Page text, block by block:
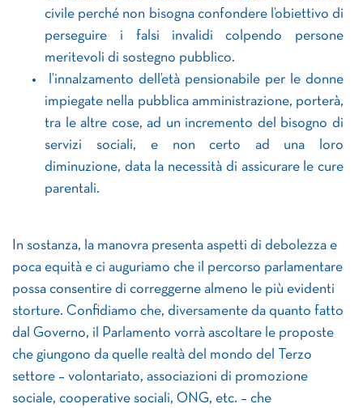
civile perché non bisogna confondere l’obiettivo di
perseguire i falsi invalidi colpendo persone
meritevoli di sostegno pubblico.
l’innalzamento dell’età pensionabile per le donne
impiegate nella pubblica amministrazione, porterà,
tra le altre cose, ad un incremento del bisogno di
servizi sociali, e non certo ad una loro
diminuzione, data la necessità di assicurare le cure
parentali.
In sostanza, la manovra presenta aspetti di debolezza e
poca equità e ci auguriamo che il percorso parlamentare
possa consentire di correggerne almeno le più evidenti
storture. Confidiamo che, diversamente da quanto fatto
dal Governo, il Parlamento vorrà ascoltare le proposte
che giungono da quelle realtà del mondo del Terzo
settore – volontariato, associazioni di promozione
sociale, cooperative sociali, ONG, etc. – che